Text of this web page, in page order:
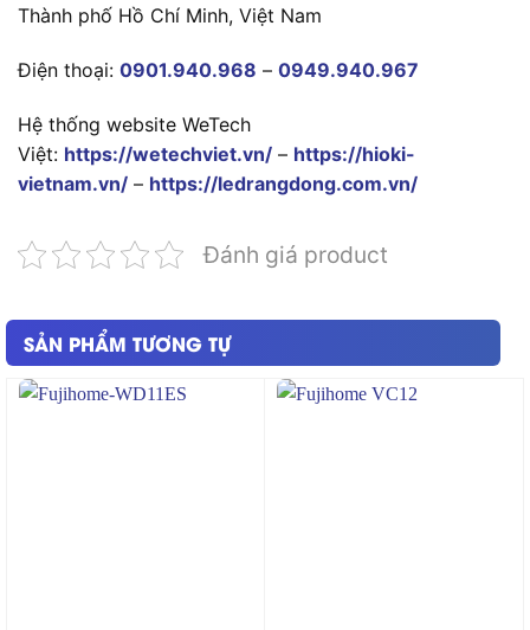
Thành phố Hồ Chí Minh, Việt Nam
Điện thoại: 0901.940.968 – 0949.940.967
Hệ thống website WeTech
Việt: https://wetechviet.vn/ – https://hioki-
vietnam.vn/ – https://ledrangdong.com.vn/
Đánh giá product
SẢN PHẨM TƯƠNG TỰ